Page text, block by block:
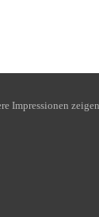
Impressionen